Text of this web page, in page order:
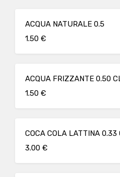
ACQUA NATURALE 0.5
1.50 €
ACQUA FRIZZANTE 0.50
1.50 €
COCA COLA LATTINA 0.33
3.00 €